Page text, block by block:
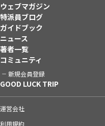
ウェブマガジン
特派員ブログ
ガイドブック
ニュース
著者一覧
コミュニティ
新規会員登録
GOOD LUCK TRIP
運営会社
利用規約